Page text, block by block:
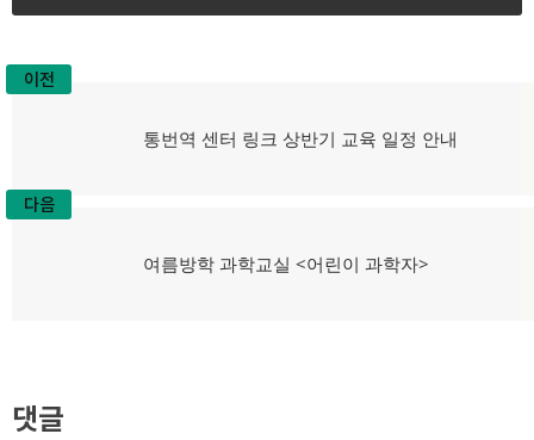
글
색
이전
이
통번역 센터 링크 상반기 교육 일정 안내
다음
다
여름방학 과학교실 <어린이 과학자>
댓글